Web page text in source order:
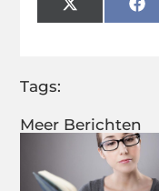
Meer Berichten
X
(Twitter)
Tags: